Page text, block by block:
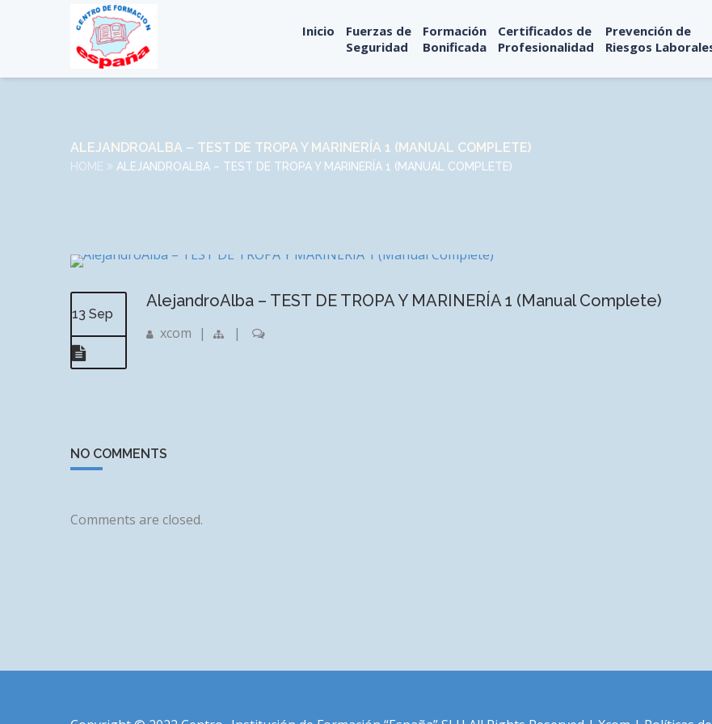
Inicio
Fuerzas de
Seguridad
Formación
Bonificada
Certificados de
Profesionalidad
Prevención de
Riesgos
ALEJANDROALBA – TEST DE TROPA Y MARINERÍA 1 (MANUAL COMPLETE)
HOME ALEJANDROALBA – TEST DE TROPA Y MARINERÍA 1 (MANUAL COMPLETE)
13 Sep
AlejandroAlba – TEST DE TROPA Y MARINERÍA 1 (Manual Complete)
xcom | |
NO COMMENTS
Comments are closed.